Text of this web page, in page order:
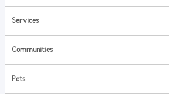
Services
Communities
Pets